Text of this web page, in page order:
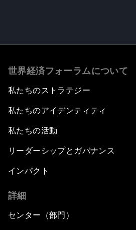
世界経済フォーラムについて
私たちのストラテジー
私たちのアイデンティティ
私たちの活動
リーダーシップとガバナンス
インパクト
詳細
センター（部門）